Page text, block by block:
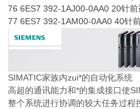
76 6ES7 392-1AJ00-0AA0 20针前
77 6ES7 392-1AM00-0AA0 40针
SIMATIC家族内zui*的自动化系统
高超的通讯能力和*的集成接口使
整个系统进行协调的较大任务过程